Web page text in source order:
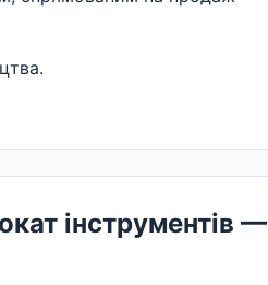
інструментів —